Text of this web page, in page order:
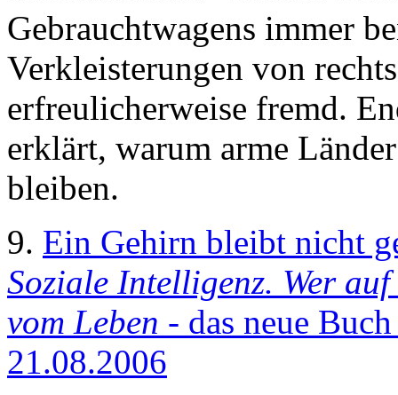
Gebrauchtwagens immer
Verkleisterungen von
erfreulicherweise fremd.
erklärt, warum arme
bleiben.
9. Ein Gehirn bleibt nicht
Soziale Intelligenz. Wer
vom Leben - das neue
21.08.2006